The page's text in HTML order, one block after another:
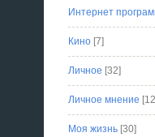
Интернет
Кино[7]
Личное [32]
Личное мнение
Моя жизнь[30]